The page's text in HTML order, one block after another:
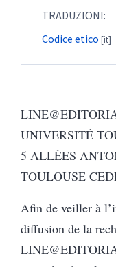
TRADUZIONI:
Codice etico
UNIVERSITÉ
5 ALLÉES
TOULOUSE
Afin de veiller à
diffusion de la